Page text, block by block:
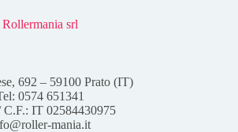
Rollermania srl
692 – 59100 Prato (IT)
0574 651341
C.F.: IT 02584430975
mania.it